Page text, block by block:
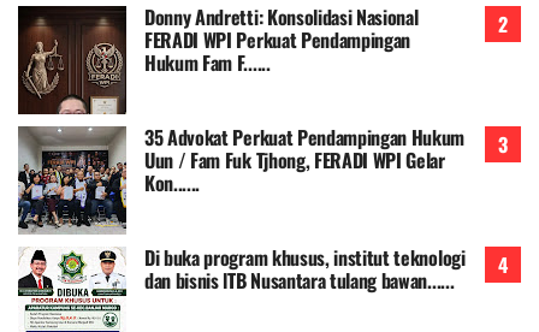
Donny Andretti: Konsolidasi Nasional
FERADI WPI Perkuat Pendampingan
Hukum Fam F......
35 Advokat Perkuat Pendampingan Hukum
Uun / Fam Fuk Tjhong, FERADI WPI Gelar
Kon......
Di buka program khusus, institut teknologi
dan bisnis lTB Nusantara tulang bawan......